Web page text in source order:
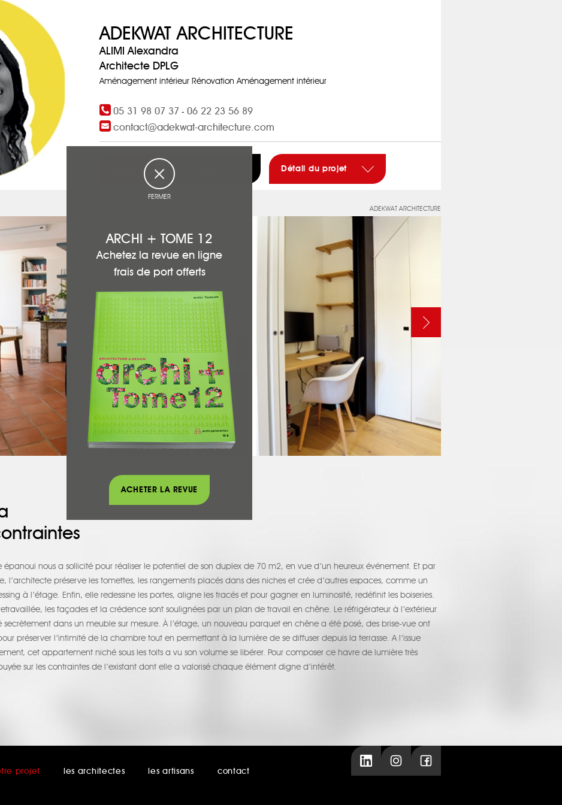
ADEKWAT ARCHITECTURE
ALIMI Alexandra
Architecte DPLG
Aménagement intérieur Rénovation Aménagement intérieur
05 31 98 07 37 - 06 22 23 56 89
contact@adekwat-architecture.com
contact Détail du projet
ADEKWAT ARCHITECTURE
nous a sollicité pour réaliser le potentiel de son duplex de 70 m2, en vue d’un heureux événement. Et par
l’architecte préserve les tomettes, les rangements placés dans des niches et crée d’autres espaces, comme un
à l’étage. Enfin, elle redessine les portes, aligne les tracés et pour gagner en luminosité, redéfinit les boiseries.
les façades et la crédence sont soulignées par un plan de travail en chêne. Le réfrigérateur à l’extérieur
secrètement dans un meuble sur mesure. À l’étage, un nouveau parquet en chêne a été posé, des brise-vue ont
préserver l’intimité de la chambre tout en permettant à la lumière de se diffuser depuis la terrasse. A l’issue
cet appartement niché sous les toits a vu son volume se libérer. Pour composer ce havre de lumière très
sur les contraintes de l’existant dont elle a valorisé chaque élément digne d’intérêt.
projet les architectes les artisans contact
FERMER
ARCHI + TOME 12
Achetez la revue en ligne
frais de port offerts
ACHETER LA REVUE